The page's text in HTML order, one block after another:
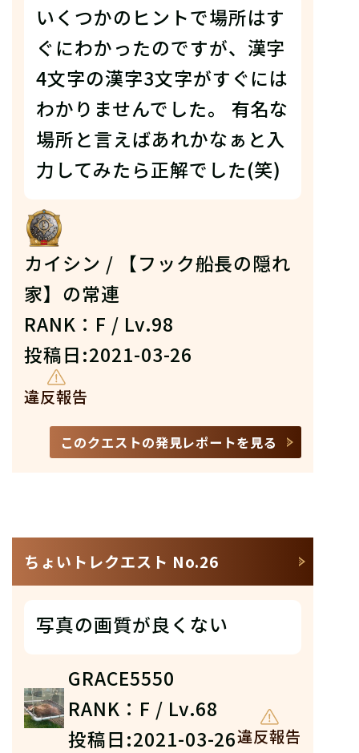
いくつかのヒントで場所はす
ぐにわかったのですが、漢字
4文字の漢字3文字がすぐには
わかりませんでした。 有名な
場所と言えばあれかなぁと入
力してみたら正解でした(笑)
カイシン / 【フック船長の隠れ
家】の常連
RANK：F / Lv.98
投稿日:2021-03-26
違反報告
このクエストの発見レポートを見る
ちょいトレクエスト No.26
写真の画質が良くない
GRACE5550
RANK：F / Lv.68
投稿日:2021-03-26違反報告